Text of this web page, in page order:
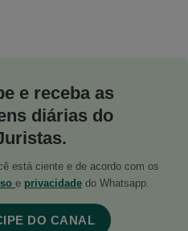
e receba as
diárias do
está ciente e de acordo com os
e privacidade do Whatsapp.
DO CANAL